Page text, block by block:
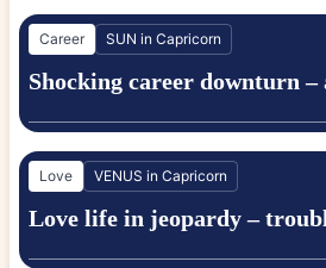
Career SUN in Capricorn
Shocking career downturn –
Love VENUS in Capricorn
Love life in jeopardy –